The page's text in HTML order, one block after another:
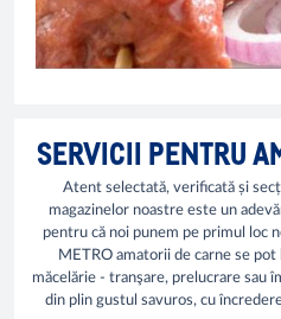
SERVICII PENTRU
Atent selectată, verificată și
magazinelor noastre este un
pentru că noi punem pe primul loc
METRO amatorii de carne se
măcelărie - tranşare, prelucrare sau
din plin gustul savuros, cu